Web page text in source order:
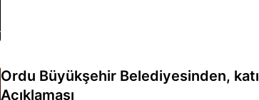
Ordu Büyükşehir Belediyesinden,
Açıklaması